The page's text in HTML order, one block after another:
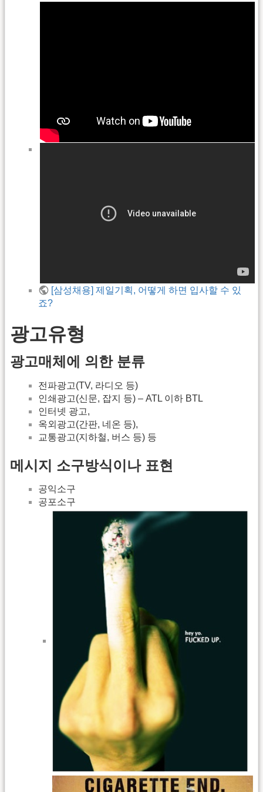
[삼성채용] 제일기획, 어떻게 하면 입사할 수 있
죠?
광고유형
광고매체에 의한 분류
전파광고(TV, 라디오 등)
인쇄광고(신문, 잡지 등) – ATL 이하 BTL
인터넷 광고,
옥외광고(간판, 네온 등),
교통광고(지하철, 버스 등) 등
메시지 소구방식이나 표현
공익소구
공포소구